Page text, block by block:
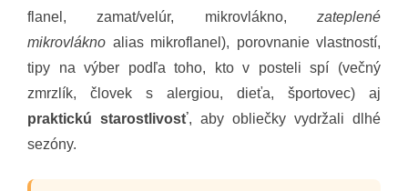
flanel, zamat/velúr, mikrovlákno, zateplené
mikrovlákno alias mikroflanel), porovnanie vlastností,
tipy na výber podľa toho, kto v posteli spí (večný
zmrzlík, človek s alergiou, dieťa, športovec) aj
praktickú starostlivosť, aby obliečky vydržali dlhé
sezóny.